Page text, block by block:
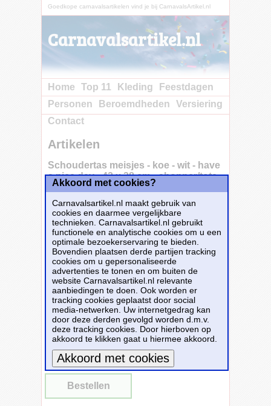
Goedkope carnavalsartikelen vind je bij CarnavalsArtikel.nl
Carnavalsartikel.nl
Home Top 11 Kleding
Feestdagen
Personen
Beroemdheden
Versiering
Contact
Artikelen
Schoudertas meisjes - koe - wit - have
a nice day - 42 x 38 cm - shopper/tote
bag
Schoudertas voor meisjes in de kleur wit.
Deze leuke tote bag is bedrukt met het
cartoon gezicht van een koe en de tekst: Have
A Nice Day. Dit tasje is perfect als cadeautje
voor kinderfeestjes, maar ook leuk om mee te
nemen naar school of een vakantie/uitje!
Formaat vak: ca. 42 x 38 cm. Totale lengte
incl. hengsel: ca. 67 cm. Inhoud: ca. 10 liter.
Materiaal: 140 grams kwaliteit, 100% katoen.
Merk: Bellatio Decorations.
Dit carnavalsartikelSchoudertas meisjes -
koe - wit - have a nice day - 42 x 38 cm -
shopper/tote bagis te bestellen bij
Partyshopper.nlvoor€ 11,89.
Bestellen
Akkoord met cookies?
Carnavalsartikel.nl maakt gebruik van
cookies en daarmee vergelijkbare
technieken. Carnavalsartikel.nl gebruikt
functionele en analytische cookies om u een
optimale bezoekerservaring te bieden.
Bovendien plaatsen derde partijen tracking
cookies om u gepersonaliseerde
advertenties te tonen en om buiten de
website Carnavalsartikel.nl relevante
aanbiedingen te doen. Ook worden er
tracking cookies geplaatst door social
media-netwerken. Uw internetgedrag kan
door deze derden gevolgd worden d.m.v.
deze tracking cookies. Door hierboven op
akkoord te klikken gaat u hiermee akkoord.